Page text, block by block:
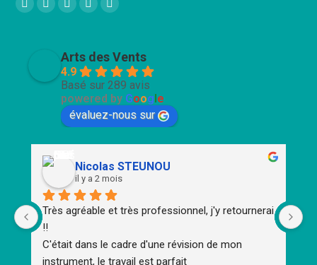
Facebook
new
X
new
window
YouTube
in
new
window
Pinterest
in
new
window
Instagram
in
new
window
Arts des Vents
4.9
Basé sur 289 avis
powered by Google
évaluez-nous sur
Nicolas STEUNOU
il y a 2 mois
Très agréable et très professionnel, j'y retournerai
!!
C'était dans le cadre d'une révision de mon
instrument, le travail est parfait